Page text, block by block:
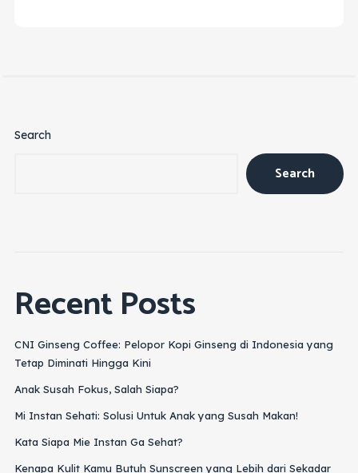
Search
Search
Recent Posts
CNI Ginseng Coffee: Pelopor Kopi Ginseng di Indonesia yang
Tetap Diminati Hingga Kini
Anak Susah Fokus, Salah Siapa?
Mi Instan Sehati: Solusi Untuk Anak yang Susah Makan!
Kata Siapa Mie Instan Ga Sehat?
Kenapa Kulit Kamu Butuh Sunscreen yang Lebih dari Sekadar